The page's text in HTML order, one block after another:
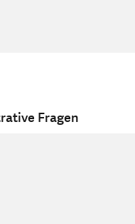
Fragen